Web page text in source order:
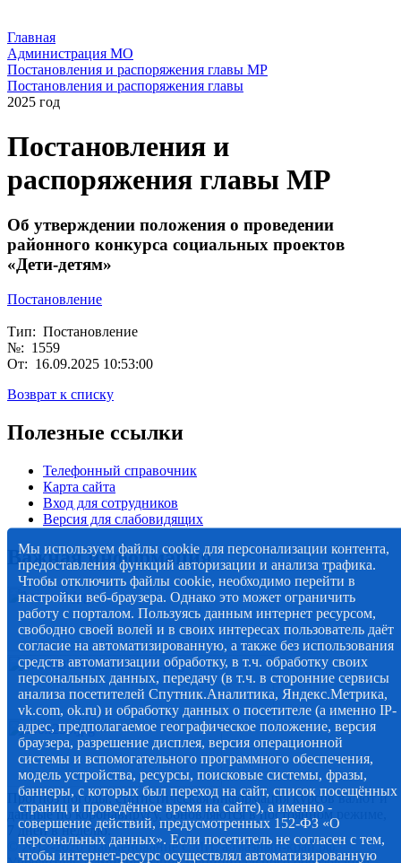
Главная
Администрация МО
Постановления и распоряжения главы МР
Постановления и распоряжения главы
2025 год
Постановления и
распоряжения главы МР
Об утверждении положения о проведении
районного конкурса социальных проектов
«Дети-детям»
Постановление
Тип: Постановление
№: 1559
От: 16.09.2025 10:53:00
Возврат к списку
Полезные ссылки
Телефонный справочник
Карта сайта
Вход для сотрудников
Версия для слабовидящих
Важная информация
Прогноз погоды, статистическая информация курсов валют и
данные по коронавирусу, обновляются в постоянном режиме,
7 дней в неделю.
© 2012-2020 Наименование СМИ: алмазный-край.рф.
Мы используем файлы cookie для персонализации контента,
предоставления функций авторизации и анализа трафика.
Чтобы отключить файлы cookie, необходимо перейти в
настройки веб-браузера. Однако это может ограничить
работу с порталом. Пользуясь данным интернет ресурсом,
свободно своей волей и в своих интересах пользователь даёт
согласие на автоматизированную, а также без использования
средств автоматизации обработку, в т.ч. обработку своих
персональных данных, передачу (в т.ч. в сторонние сервисы
анализа посетителей Спутник.Аналитика, Яндекс.Метрика,
vk.com, ok.ru) и обработку данных о посетителе (а именно IP-
адрес, предполагаемое географическое положение, версия
браузера, разрешение дисплея, версия операционной
системы и вспомогательного программного обеспечения,
модель устройства, ресурсы, поисковые системы, фразы,
баннеры, с которых был переход на сайт, список посещённых
страниц и проведённое время на сайте), а именно -
совершение действий, предусмотренных 152-ФЗ «О
персональных данных». Если посетитель не согласен с тем,
чтобы интернет-ресурс осуществлял автоматизированную